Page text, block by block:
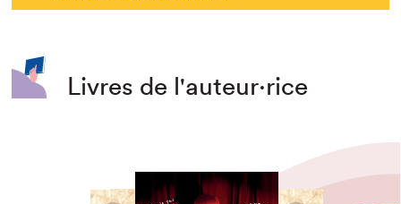
Livres de l'auteur·rice